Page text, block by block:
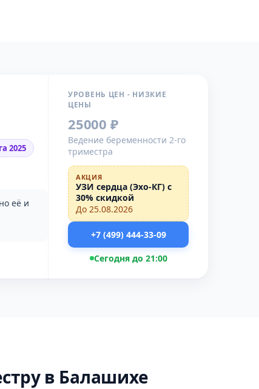
2025
её и
УРОВЕНЬ ЦЕН - НИЗКИЕ
ЦЕНЫ
25000 ₽
Ведение беременности 2-го
триместра
АКЦИЯ
УЗИ сердца (Эхо-КГ) с
30% скидкой
До 25.08.2026
+7 (499) 444-33-09
Сегодня до 21:00
в Балашихе